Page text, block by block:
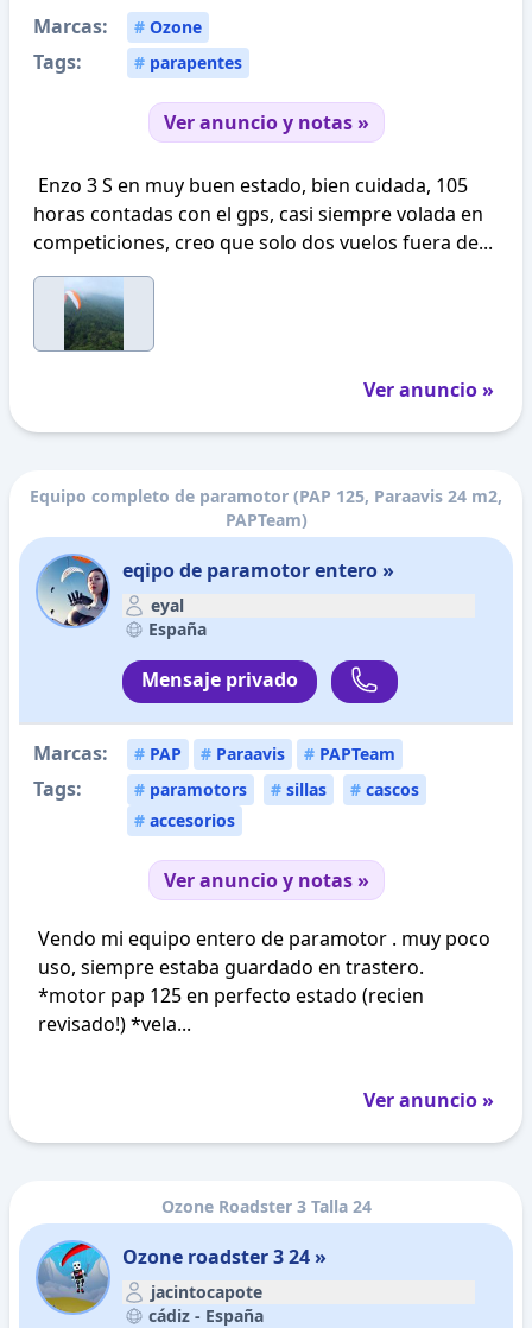
Marcas: # Ozone
Tags: # parapentes
Ver anuncio y notas »
Enzo 3 S en muy buen estado, bien cuidada, 105
horas contadas con el gps, casi siempre volada en
competiciones, creo que solo dos vuelos fuera de...
Ver anuncio »
Equipo completo de paramotor (PAP 125, Paraavis 24 m2,
PAPTeam)
eqipo de paramotor entero »
eyal
España
Mensaje privado
Marcas: # PAP # Paraavis # PAPTeam
Tags: # paramotors # sillas # cascos
# accesorios
Ver anuncio y notas »
Vendo mi equipo entero de paramotor . muy poco
uso, siempre estaba guardado en trastero.
*motor pap 125 en perfecto estado (recien
revisado!) *vela...
Ver anuncio »
Ozone Roadster 3 Talla 24
Ozone roadster 3 24 »
jacintocapote
cádiz - España